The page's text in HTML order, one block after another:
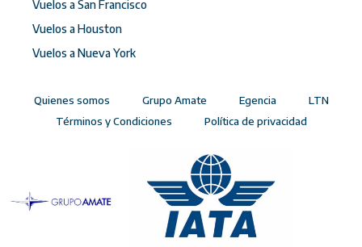
Vuelos a San Francisco
Vuelos a Houston
Vuelos a Nueva York
Quienes somos Grupo Amate Egencia
LTN
Términos y Condiciones
Política de privacidad